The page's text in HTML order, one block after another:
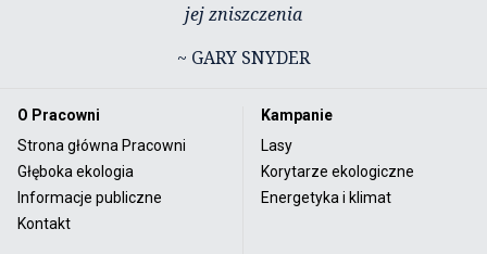
jej zniszczenia
~ GARY SNYDER
O Pracowni
Strona główna Pracowni
Głęboka ekologia
Informacje publiczne
Kontakt
Kampanie
Lasy
Korytarze ekologiczne
Energetyka i klimat